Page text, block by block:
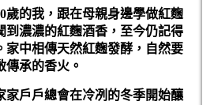
歲的我，跟在母親身邊學做紅麴
到濃濃的紅麴酒香，至今仍記得
家中相傳天然紅麴發酵，自然要
傳承的香火。
家戶戶總會在冷冽的冬季開始釀